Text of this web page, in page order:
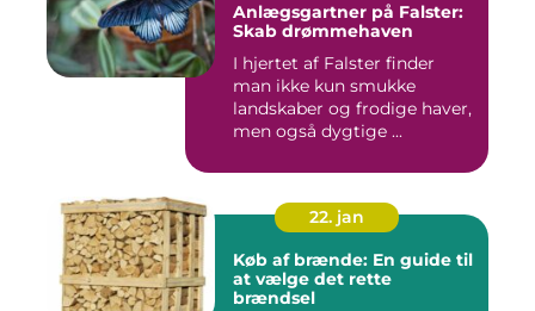
Anlægsgartner på Falster:
Skab drømmehaven
I hjertet af Falster finder
man ikke kun smukke
landskaber og frodige haver,
men også dygtige ...
22. jan
Køb af brænde: En guide til
at vælge det rette
brændsel